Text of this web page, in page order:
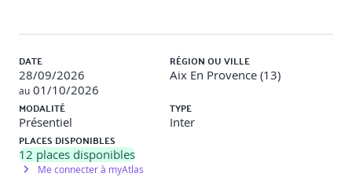
DATE
28/09/2026
au 01/10/2026
RÉGION OU VILLE
Aix En Provence (13)
MODALITÉ
Présentiel
TYPE
Inter
PLACES DISPONIBLES
12 places disponibles
Me connecter à myAtlas